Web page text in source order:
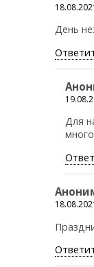
День
Для